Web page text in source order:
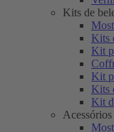
Kits de
Kits
Kit
Kit
Kits
Kit
Acessórios